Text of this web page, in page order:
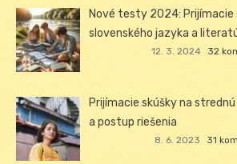
Nové testy 2024: Prijímacie
slovenského jazyka a
12. 3. 2024 32
Prijímacie skúšky na
a postup riešenia
8. 6. 2023 31